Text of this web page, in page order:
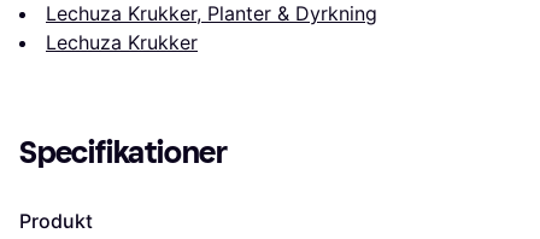
Lechuza Krukker, Planter & Dyrkning
Lechuza Krukker
Specifikationer
Produkt